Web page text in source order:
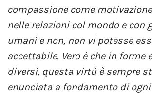
compassione come
nelle relazioni col mondo e con
umani e non, non vi potesse
accettabile. Vero è che in forme
diversi, questa virtù è sempre
enunciata a fondamento di